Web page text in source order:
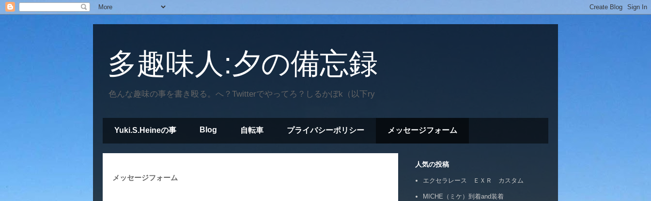
多趣味人:夕の備忘録
色んな趣味の事を書き殴る。へ？Twitterでやってろ？しるかぼk（以下ry
Yuki.S.Heineの事 Blog 自転車 プライバシーポリシー メッセージフォーム
メッセージフォーム
人気の投稿
エクセラレース ＥＸＲ カスタム
MICHE（ミケ）到着and装着